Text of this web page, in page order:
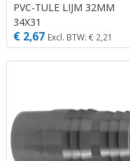
PVC-TULE LIJM 32MM
34X31
€ 2,67 Excl. BTW: € 2,21